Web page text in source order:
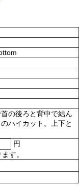
の後ろと背中で結ん
ハイカット。上下と
円
す。